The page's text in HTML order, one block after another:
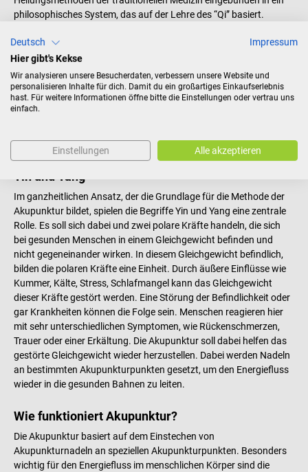
philosophisches System, das auf der Lehre des “Qi” basiert.
traditionellen chinesischen Medizinlehre in definierten Bahnen
fließt und körperliche und seelische Prozesse steuert. Eine Störung
dieses Flusses ist demnach die Hauptursache für seelische und
körperliche Beschwerden. Auf diesen Grundannahmen basiert die
traditionelle Methode der Akupunktur. Durch das Setzen von
Akupunkturnadeln
Beschwerden dadurch gelindert und langfristig behoben werden.
Yin und Yang
Im ganzheitlichen Ansatz, der die Grundlage für die Methode der
Akupunktur bildet, spielen die Begriffe Yin und Yang eine zentrale
Rolle. Es soll sich dabei und zwei polare Kräfte handeln, die sich
bei gesunden Menschen in einem Gleichgewicht befinden und
nicht gegeneinander wirken. In diesem Gleichgewicht befindlich,
bilden die polaren Kräfte eine Einheit. Durch äußere Einflüsse wie
Kummer, Kälte, Stress, Schlafmangel kann das Gleichgewicht
dieser Kräfte gestört werden. Eine Störung der Befindlichkeit oder
gar Krankheiten können die Folge sein. Menschen reagieren hier
mit sehr unterschiedlichen Symptomen, wie Rückenschmerzen,
Trauer oder einer Erkältung. Die Akupunktur soll dabei helfen das
gestörte Gleichgewicht wieder herzustellen. Dabei werden Nadeln
an bestimmten Akupunkturpunkten gesetzt, um den Energiefluss
wieder in die gesunden Bahnen zu leiten.
Wie funktioniert Akupunktur?
Die Akupunktur basiert auf dem Einstechen von
Akupunkturnadeln an speziellen Akupunkturpunkten. Besonders
wichtig für den Energiefluss im menschlichen Körper sind die
Deutsch
Impressum
Hier gibt's Kekse
Wir analysieren unsere Besucherdaten, verbessern unsere Website und
personalisieren Inhalte für dich. Damit du ein großartiges Einkaufserlebnis
hast. Für weitere Informationen öffne bitte die Einstellungen oder vertrau uns
einfach.
Einstellungen Alle akzeptieren